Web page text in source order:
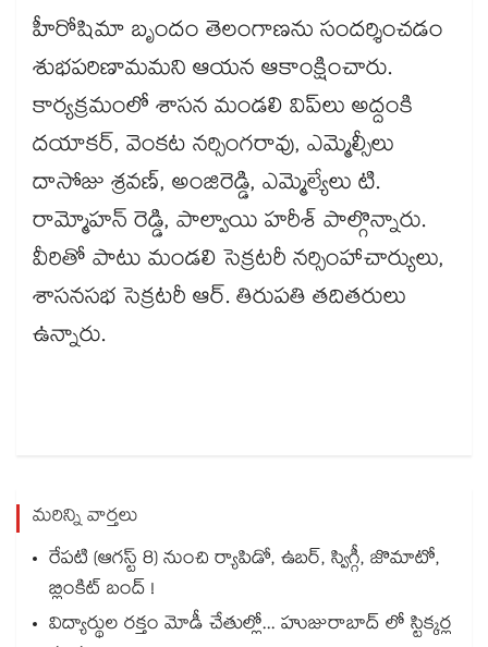
హీరోషిమా బృందం తెలంగాణను సందర్శించడం
శుభపరిణామమని ఆయన ఆకాంక్షించారు.
కార్యక్రమంలో శాసన మండలి విప్‌‌‌‌‌‌‌‌లు అద్దంకి
దయాకర్, వెంకట నర్సింగరావు, ఎమ్మెల్సీలు
దాసోజు శ్రవణ్, అంజిరెడ్డి, ఎమ్మెల్యేలు టి.
రామ్మోహన్ రెడ్డి, పాల్వాయి హరీశ్ పాల్గొన్నారు.
వీరితో పాటు మండలి సెక్రటరీ నర్సింహాచార్యులు,
శాసనసభ సెక్రటరీ ఆర్. తిరుపతి తదితరులు
ఉన్నారు.
మరిన్ని వార్తలు
రేపటి (ఆగస్ట్ 8) నుంచి ర్యాపిడో, ఉబర్, స్విగ్గీ, జొమాటో,
బ్లింకిట్ బంద్ !
విద్యార్థుల రక్తం మోడీ చేతుల్లో... హుజురాబాద్ లో స్టిక్కర్ల